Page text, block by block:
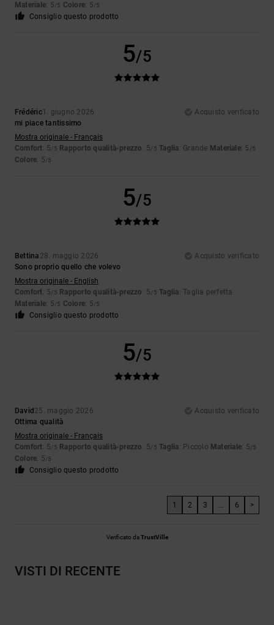
Materiale: 5/5 Colore: 5/5
Consiglio questo prodotto
5/5
Frédéric1. giugno 2026
Acquisto verificato
mi piace tantissimo
Mostra originale - Français
Comfort: 5/5 Rapporto qualità-prezzo : 5/5 Taglia: Grande Materiale: 5 /5
Colore: 5/5
5/5
Bettina 28. maggio 2026
Acquisto verificato
Sono proprio quello che volevo
Mostra originale - English
Comfort: 5/5 Rapporto qualità-prezzo : 5/5 Taglia: Taglia perfetta
Materiale: 5/5 Colore: 5/5
Consiglio questo prodotto
5/5
David 25. maggio 2026
Acquisto verificato
Ottima qualità
Mostra originale - Français
Comfort: 5/5 Rapporto qualità-prezzo : 5/5 Taglia: Piccolo Materiale: 5/5
Colore: 5/5
Consiglio questo prodotto
1 2 3 ... 6 >
Verificato daTrustVille
VISTI DI RECENTE